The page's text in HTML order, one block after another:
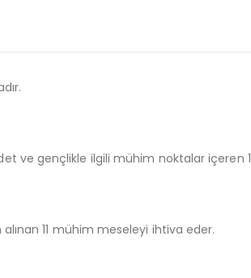
ve gençlikle ilgili mühim noktalar içeren
alınan 11 mühim meseleyi ihtiva eder.